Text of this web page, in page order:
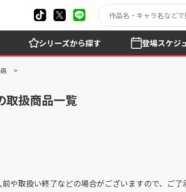
シリーズから探す 登場スケジ
取扱商品一覧
や取扱い終了などの場合がございますので、ご了